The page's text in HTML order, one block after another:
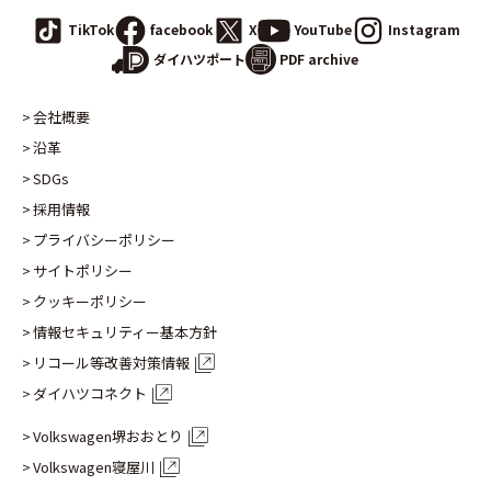
TikTok facebook X YouTube
Instagram
ダイハツポート
PDF archive
会社概要
沿革
SDGs
採用情報
プライバシーポリシー
サイトポリシー
クッキーポリシー
情報セキュリティー基本方針
リコール等改善対策情報
ダイハツコネクト
Volkswagen堺おおとり
Volkswagen寝屋川